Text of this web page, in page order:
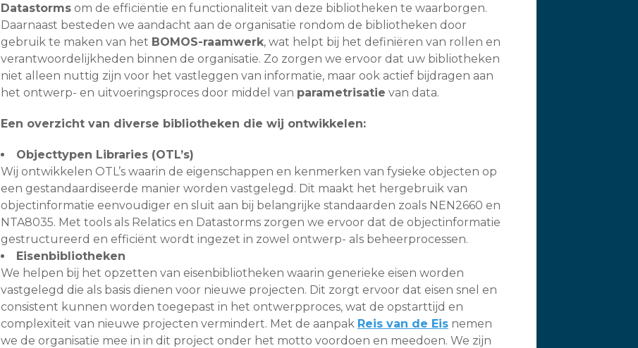
Datastorms om de efficiëntie en functionaliteit van deze bibliotheken te waarborgen.
Daarnaast besteden we aandacht aan de organisatie rondom de bibliotheken door
gebruik te maken van het BOMOS-raamwerk, wat helpt bij het definiëren van rollen en
verantwoordelijkheden binnen de organisatie. Zo zorgen we ervoor dat uw bibliotheken
niet alleen nuttig zijn voor het vastleggen van informatie, maar ook actief bijdragen aan
het ontwerp- en uitvoeringsproces door middel van parametrisatie van data.
Een overzicht van diverse bibliotheken die wij ontwikkelen:
Objecttypen Libraries (OTL’s)
Wij ontwikkelen OTL’s waarin de eigenschappen en kenmerken van fysieke objecten op
een gestandaardiseerde manier worden vastgelegd. Dit maakt het hergebruik van
objectinformatie eenvoudiger en sluit aan bij belangrijke standaarden zoals NEN2660 en
NTA8035. Met tools als Relatics en Datastorms zorgen we ervoor dat de objectinformatie
gestructureerd en efficiënt wordt ingezet in zowel ontwerp- als beheerprocessen.
Eisenbibliotheken
We helpen bij het opzetten van eisenbibliotheken waarin generieke eisen worden
vastgelegd die als basis dienen voor nieuwe projecten. Dit zorgt ervoor dat eisen snel en
consistent kunnen worden toegepast in het ontwerpproces, wat de opstarttijd en
complexiteit van nieuwe projecten vermindert. Met de aanpak Reis van de Eis nemen
we de organisatie mee in in dit project onder het motto voordoen en meedoen. We zijn